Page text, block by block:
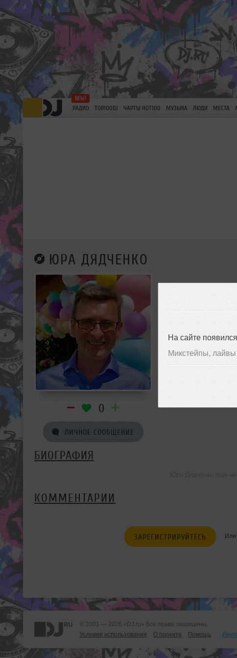
На сайте
Микстейпы, лайвы
РАДИО TOP100DJ ЧАРТЫ HOT100 МУЗЫКА ЛЮДИ МЕСТА
ЮРА ДЯДЧЕНКО
0
ЛИЧНОЕ СООБЩЕНИЕ
БИОГРАФИЯ
КОММЕНТАРИИ
ЗАРЕГИСТРИРУЙТЕСЬ Или
© 2001 — 2026 «DJ.ru» Все права защищены.
Условия использования
О проекте Помощь